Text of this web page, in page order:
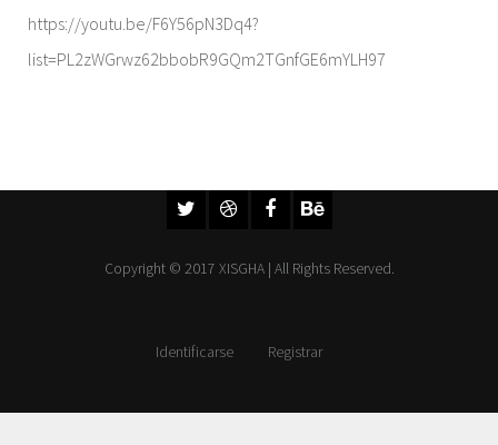
https://youtu.be/F6Y56pN3Dq4?
list=PL2zWGrwz62bbobR9GQm2TGnfGE6mYLH97
Copyright © 2017 XISGHA | All Rights Reserved.
Identificarse Registrar